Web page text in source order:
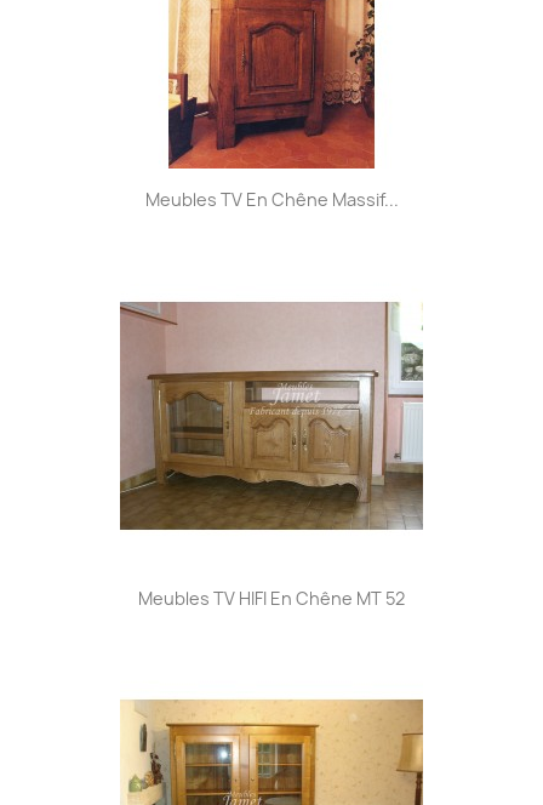
Meubles TV En Chêne Massif...
Meubles TV HIFI En Chêne MT 52